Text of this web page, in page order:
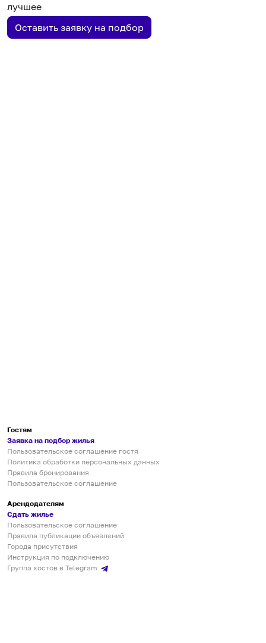
лучшее
Оставить заявку на подбор
Гостям
Заявка на подбор жилья
Пользовательское соглашение гостя
Политика обработки персональных данных
Правила бронирования
Пользовательское соглашение
Арендодателям
Сдать жилье
Пользовательское соглашение
Правила публикации объявлений
Города присутствия
Инструкция по подключению
Группа хостов в Telegram